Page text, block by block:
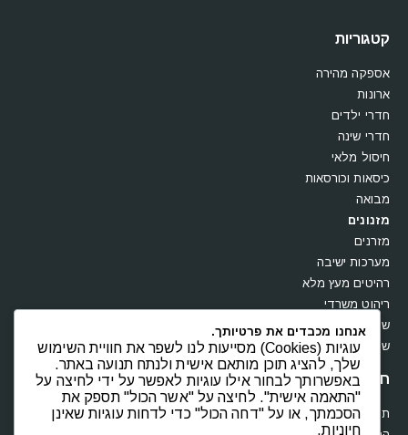
קטגוריות
אספקה מהירה
ארונות
חדרי ילדים
חדרי שינה
חיסול מלאי
כיסאות וכורסאות
מבואה
מזנונים
מזרנים
מערכות ישיבה
רהיטים מעץ מלא
ריהוט משרדי
שולחנות
שידות וקומודות
חנות
אנחנו מכבדים את פרטיותך.
עוגיות (Cookies) מסייעות לנו לשפר את חוויית השימוש
שלך, להציג תוכן מותאם אישית ולנתח תנועה באתר.
באפשרותך לבחור אילו עוגיות לאפשר על ידי לחיצה על
"התאמה אישית". לחיצה על "אשר הכול" תספק את
הסכמתך, או על "דחה הכול" כדי לדחות עוגיות שאינן
חיוניות.